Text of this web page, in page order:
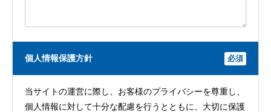
個人情報保護方針 必須
当サイトの運営に際し、お客様のプライバシーを尊重し、
個人情報に対して十分な配慮を行うとともに、大切に保護